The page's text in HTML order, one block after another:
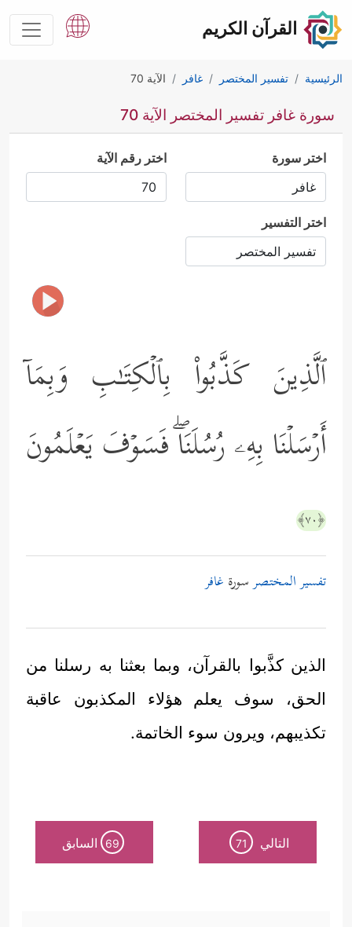
القرآن الكريم
الرئيسية تفسير المختصر غافر الآية 70
سورة غافر تفسير المختصر الآية 70
اختر سورة اختر رقم الآية
اختر التفسير
ٱلَّذِینَ كَذَّبُواْ بِٱلۡكِتَـٰبِ وَبِمَاۤ
أَرۡسَلۡنَا بِهِۦ رُسُلَنَاۖ فَسَوۡفَ یَعۡلَمُونَ
﴿٧٠﴾
تفسير المختصرسورة غافر
الذين كذَّبوا بالقرآن، وبما بعثنا به رسلنا من
الحق، سوف يعلم هؤلاء المكذبون عاقبة
تكذيبهم، ويرون سوء الخاتمة.
التالي 71
69 السابق